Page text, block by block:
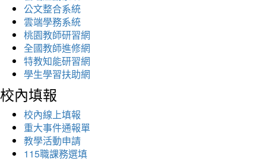
公文整合系統
雲端學務系統
桃園教師研習網
全國教師進修網
特教知能研習網
學生學習扶助網
校內填報
校內線上填報
重大事件通報單
教學活動申請
115職課務選填